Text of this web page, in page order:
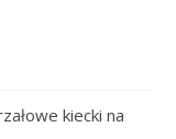
kiecki na